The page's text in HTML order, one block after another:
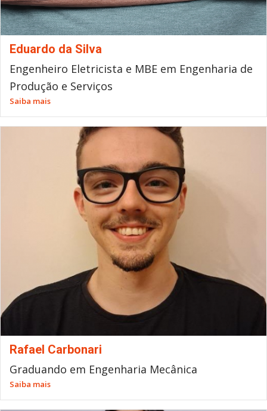
Eduardo da Silva
Engenheiro Eletricista e MBE em Engenharia de
Produção e Serviços
Saiba mais
Rafael Carbonari
Graduando em Engenharia Mecânica
Saiba mais